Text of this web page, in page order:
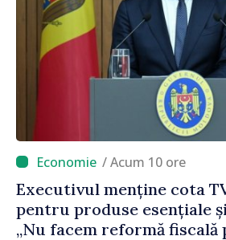
/ Acum 10 ore
Executivul menține cota
pentru produse esențiale
„Nu facem reformă fiscală